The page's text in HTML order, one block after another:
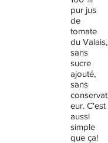
pur jus
de
tomate
du Valais,
sans
sucre
ajouté,
sans
conservat
eur. C'est
aussi
simple
que ça!